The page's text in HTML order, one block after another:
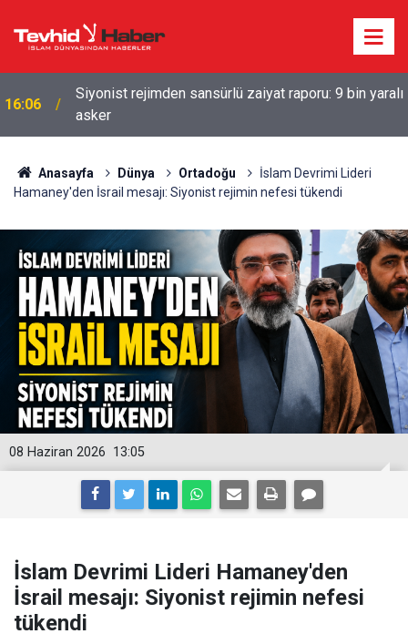
16:06
Siyonist rejimden sansürlü zaiyat raporu: 9 bin yaralı
asker
Anasayfa Dünya Ortadoğu
İslam Devrimi Lideri
Hamaney'den İsrail mesajı: Siyonist rejimin nefesi tükendi
13:05
08 Haziran 2026
İslam Devrimi Lideri Hamaney'den
İsrail mesajı: Siyonist rejimin nefesi
tükendi